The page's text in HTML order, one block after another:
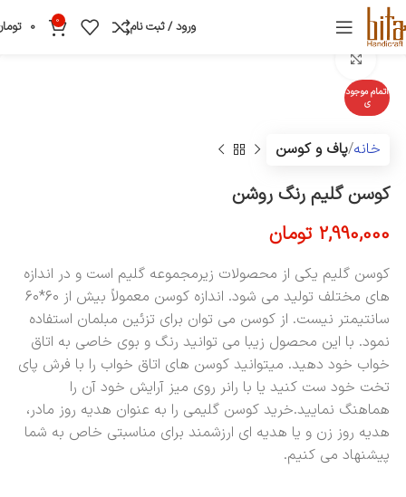
ورود / ثبت نام 0
0
اتمام موجود
ی
خانه پاف و کوسن
کوسن گلیم رنگ روشن
2,990,000 تومان
کوسن گلیم یکی از محصولات زیرمجموعه گلیم است و در اندازه
های مختلف تولید می شود. اندازه کوسن معمولاً بیش از ۶۰*۶۰
سانتیمتر نیست. از کوسن می توان برای تزئین مبلمان استفاده
نمود. با این محصول زیبا می توانید رنگ و بوی خاصی به اتاق
خواب خود دهید. میتوانید کوسن های اتاق خواب را با فرش پای
تخت خود ست کنید یا با رانر روی میز آرایش خود آن را
هماهنگ نمایید.خرید کوسن گلیمی را به عنوان هدیه روز مادر،
هدیه روز زن و یا هدیه ای ارزشمند برای مناسبتی خاص به شما
پیشنهاد می کنیم.